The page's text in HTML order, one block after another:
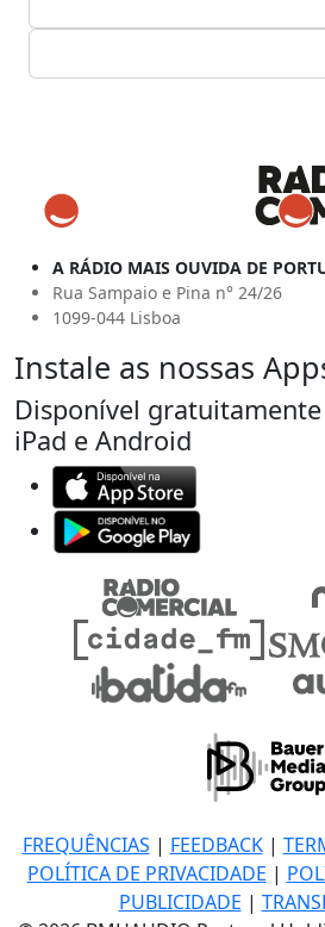
A RÁDIO MAIS OUVIDA DE
Rua Sampaio e Pina n° 24/26
1099-044 Lisboa
Instale as nossas
Disponível
iPad e Android
FREQUÊNCIAS | FEEDBACK|
POLÍTICA DE PRIVACIDADE |
PUBLICIDADE |